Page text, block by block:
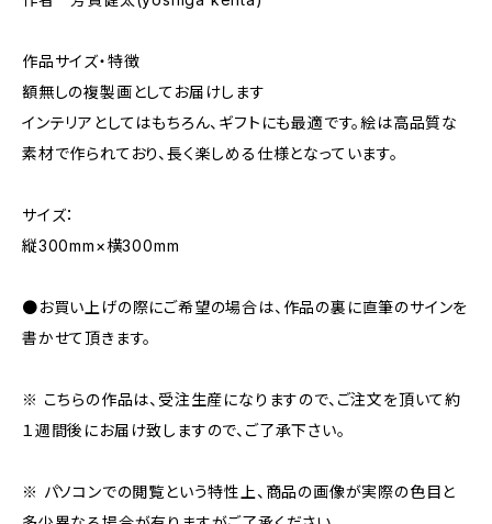
作品サイズ・特徴
額無しの複製画としてお届けします
インテリアとしてはもちろん、ギフトにも最適です。絵は高品質な
素材で作られており、長く楽しめる仕様となっています。
サイズ：
縦300mm×横300mm
●お買い上げの際にご希望の場合は、作品の裏に直筆のサインを
書かせて頂きます。
※ こちらの作品は、受注生産になりますので、ご注文を頂いて約
１週間後にお届け致しますので、ご了承下さい。
※ パソコンでの閲覧という特性上、商品の画像が実際の色目と